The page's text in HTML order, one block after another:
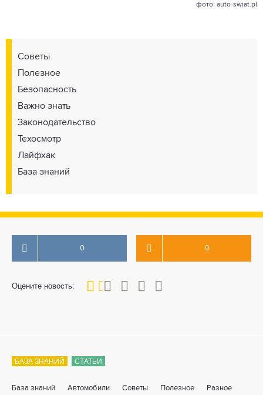
фото: auto-swiat.pl
Советы
Полезное
Безопасность
Важно знать
Законодательство
Техосмотр
Лайфхак
База знаний
0 0
Оцените новость:
20
1 3 4 5
БАЗА ЗНАНИЙ СТАТЬИ
База знаний Автомобили Советы Полезное Разное